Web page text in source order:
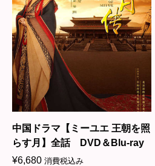
中国ドラマ【ミーユエ 王朝を照
らす月】全話 DVD＆Blu-ray
¥6,680 消費税込み